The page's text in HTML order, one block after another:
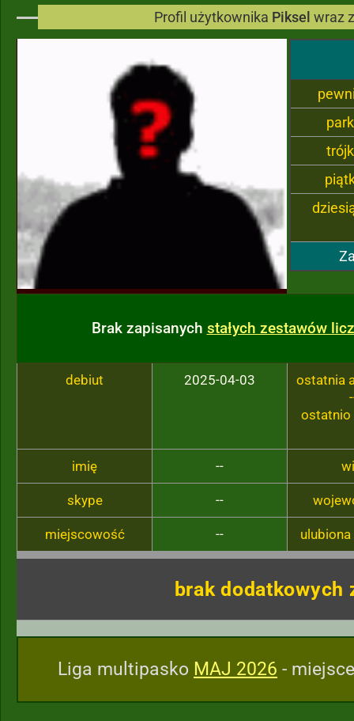
Profil użytkownika Piksel wraz
Brak zapisanych stałych zestawów
debiut 2025-04-03
ostatnia
ostatnio
imię --
skype --
miejscowość --
brak dodatkowych
Liga multipasko MAJ 2026 -